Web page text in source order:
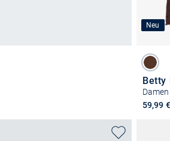
Neu
Betty
59,99 €